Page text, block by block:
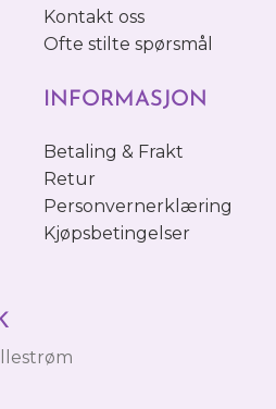
Kontakt oss
Ofte stilte spørsmål
INFORMASJON
Betaling & Frakt
Retur
Personvernerklæring
Kjøpsbetingelser